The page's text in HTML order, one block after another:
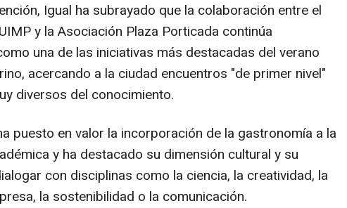
Igual ha subrayado que la colaboración entre el
y la Asociación Plaza Porticada continúa
una de las iniciativas más destacadas del verano
acercando a la ciudad encuentros "de primer nivel"
diversos del conocimiento.
puesto en valor la incorporación de la gastronomía a la
y ha destacado su dimensión cultural y su
con disciplinas como la ciencia, la creatividad, la
la sostenibilidad o la comunicación.